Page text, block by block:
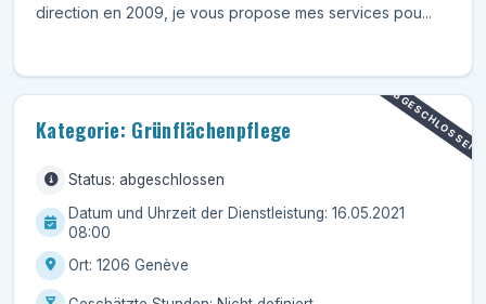
direction en 2009, je vous propose mes services pou...
ABGESCHLOSSEN
Kategorie: Grünflächenpflege
Status: abgeschlossen
Datum und Uhrzeit der Dienstleistung: 16.05.2021
08:00
Ort: 1206 Genève